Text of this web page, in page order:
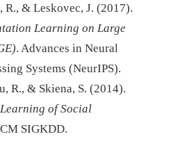
R., & Leskovec, J. (2017).
Learning on Large
. Advances in Neural
Systems (NeurIPS).
R., & Skiena, S. (2014).
of Social
SIGKDD.